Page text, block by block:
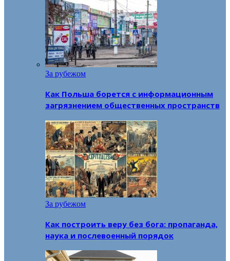
За рубежом
Как Польша борется с информационным
загрязнением общественных пространств
За рубежом
Как построить веру без бога: пропаганда,
наука и послевоенный порядок